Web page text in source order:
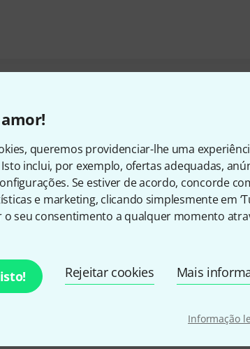
queremos providenciar-lhe uma
inclui, por exemplo, ofertas adequadas,
Se estiver de acordo, concorde
e marketing, clicando simplesmente em
o seu consentimento a qualquer momento
Rejeitar cookies Mais
Informação
clientes que
5%